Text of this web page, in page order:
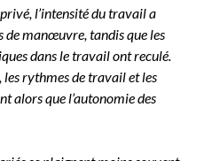
l’intensité du travail a
de manœuvre, tandis que les
dans le travail ont reculé.
rythmes de travail et les
alors que l’autonomie des